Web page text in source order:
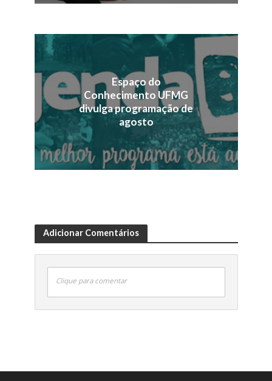
Espaço do
Conhecimento UFMG
divulga programação de
agosto
Adicionar Comentários
Clique para comentar